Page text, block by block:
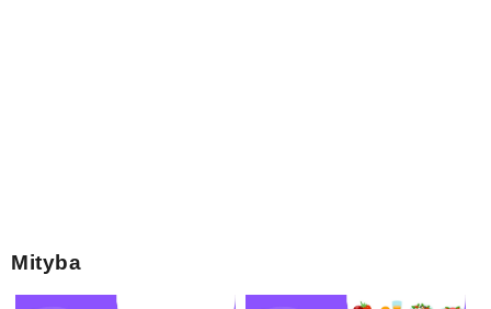
Mityba